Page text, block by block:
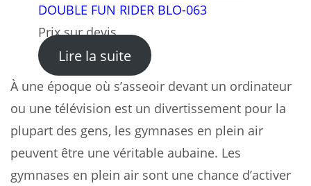
DOUBLE FUN RIDER BLO-063
Prix sur devis
Lire la suite: DOUBLE FUN RIDER BLO-
À une époque où s’asseoir devant un ordinateur
ou une télévision est un divertissement pour la
plupart des gens, les gymnases en plein air
peuvent être une véritable aubaine. Les
gymnases en plein air sont une chance d’activer